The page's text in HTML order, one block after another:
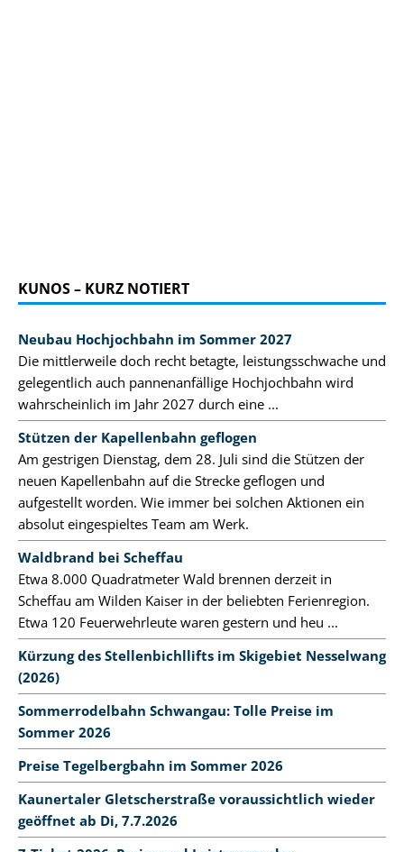
KUNOS – KURZ NOTIERT
Neubau Hochjochbahn im Sommer 2027
Die mittlerweile doch recht betagte, leistungsschwache und
gelegentlich auch pannenanfällige Hochjochbahn wird
wahrscheinlich im Jahr 2027 durch eine ...
Stützen der Kapellenbahn geflogen
Am gestrigen Dienstag, dem 28. Juli sind die Stützen der
neuen Kapellenbahn auf die Strecke geflogen und
aufgestellt worden. Wie immer bei solchen Aktionen ein
absolut eingespieltes Team am Werk.
Waldbrand bei Scheffau
Etwa 8.000 Quadratmeter Wald brennen derzeit in
Scheffau am Wilden Kaiser in der beliebten Ferienregion.
Etwa 120 Feuerwehrleute waren gestern und heu ...
Kürzung des Stellenbichllifts im Skigebiet Nesselwang
(2026)
Sommerrodelbahn Schwangau: Tolle Preise im
Sommer 2026
Preise Tegelbergbahn im Sommer 2026
Kaunertaler Gletscherstraße voraussichtlich wieder
geöffnet ab Di, 7.7.2026